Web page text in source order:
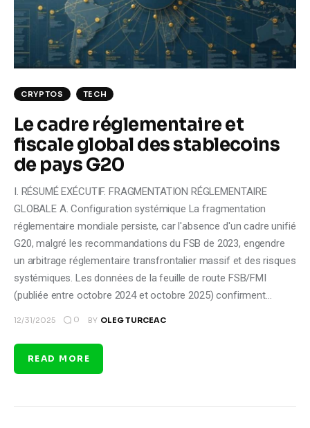
Climate
Markets
Reports
Shop
CRYPTOS TECH
Le cadre réglementaire et
fiscale global des stablecoins
de pays G20
I. RÉSUMÉ EXÉCUTIF. FRAGMENTATION RÉGLEMENTAIRE
GLOBALE A. Configuration systémique La fragmentation
réglementaire mondiale persiste, car l'absence d'un cadre unifié
G20, malgré les recommandations du FSB de 2023, engendre
un arbitrage réglementaire transfrontalier massif et des risques
systémiques. Les données de la feuille de route FSB/FMI
(publiée entre octobre 2024 et octobre 2025) confirment…
12/31/2025 0 BY OLEG TURCEAC
READ MORE